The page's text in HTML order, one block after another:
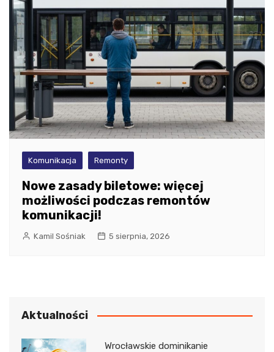
Komunikacja Remonty
Nowe zasady biletowe: więcej
możliwości podczas remontów
komunikacji!
Kamil Sośniak 5 sierpnia, 2026
Aktualności
Wrocławskie dominikanie